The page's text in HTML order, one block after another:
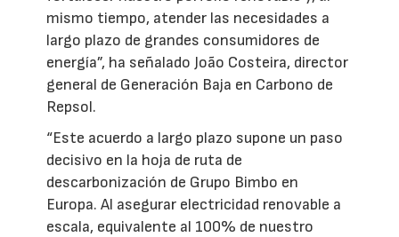
mismo tiempo, atender las necesidades a
largo plazo de grandes consumidores de
energía”, ha señalado João Costeira, director
general de Generación Baja en Carbono de
Repsol.
“Este acuerdo a largo plazo supone un paso
decisivo en la hoja de ruta de
descarbonización de Grupo Bimbo en
Europa. Al asegurar electricidad renovable a
escala, equivalente al 100% de nuestro